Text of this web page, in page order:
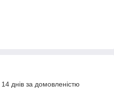
днів за домовленістю